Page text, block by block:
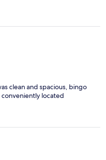
clean and spacious, bingo
conveniently located